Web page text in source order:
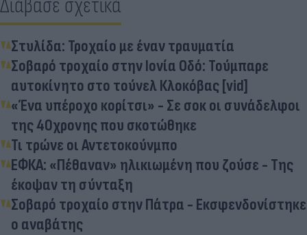
Διάβασε σχετικά
Στυλίδα: Τροχαίο με έναν τραυματία
Σοβαρό τροχαίο στην Ιονία Οδό: Τούμπαρε
αυτοκίνητο στο τούνελ Κλοκόβας [vid]
«Ένα υπέροχο κορίτσι» - Σε σοκ οι συνάδελφοι
της 40χρονης που σκοτώθηκε
Τι τρώνε οι Αντετοκούνμπο
ΕΦΚΑ: «Πέθαναν» ηλικιωμένη που ζούσε - Της
έκοψαν τη σύνταξη
Σοβαρό τροχαίο στην Πάτρα - Εκσφενδονίστηκε
ο αναβάτης